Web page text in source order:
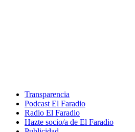
Transparencia
Podcast El Faradio
Radio El Faradio
Hazte socio/a de El Faradio